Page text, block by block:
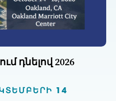
դնելով 2026
14